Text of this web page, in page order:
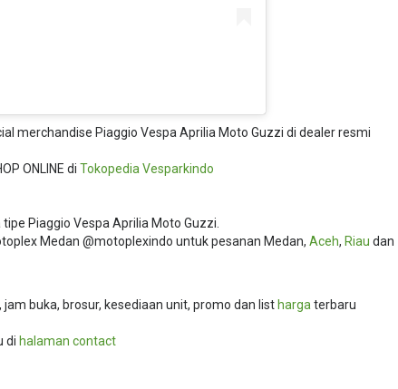
merchandise Piaggio Vespa Aprilia Moto Guzzi di dealer resmi
ONLINE di Tokopedia Vesparkindo
Piaggio Vespa Aprilia Moto Guzzi.
Medan @motoplexindo untuk pesanan Medan, Aceh, Riau dan
buka, brosur, kesediaan unit, promo dan list harga terbaru
di halaman contact